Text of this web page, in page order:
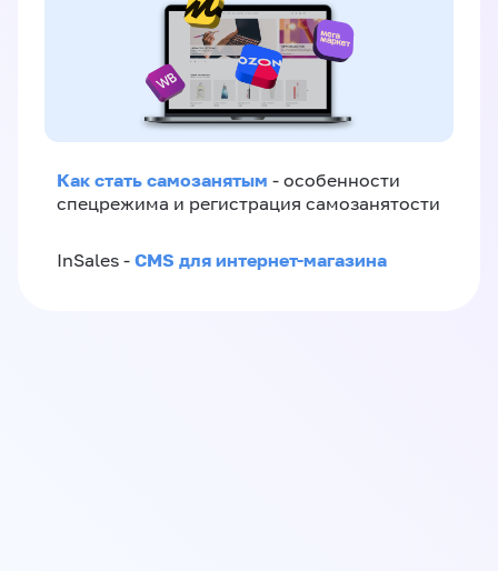
Как стать самозанятым - особенности
спецрежима и регистрация самозанятости
InSales - CMS для интернет-магазина